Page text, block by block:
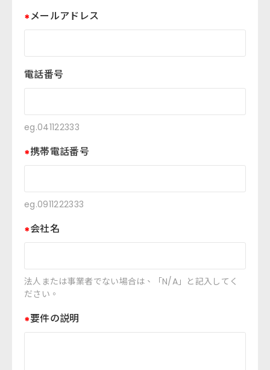
メールアドレス
電話番号
eg.041122333
携帯電話番号
eg.0911222333
会社名
法人または事業者でない場合は、「N/A」と記入してく
ださい。
要件の説明